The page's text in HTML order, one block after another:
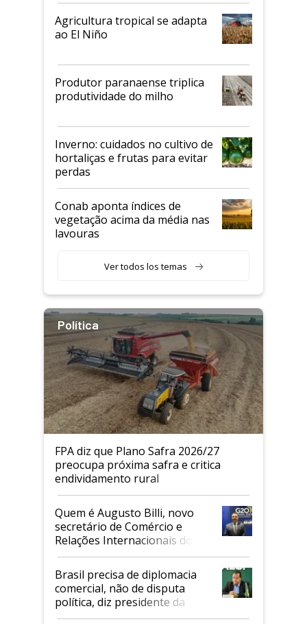
Agricultura tropical se adapta
ao El Niño
Produtor paranaense triplica
produtividade do milho
Inverno: cuidados no cultivo de
hortaliças e frutas para evitar
perdas
Conab aponta índices de
vegetação acima da média nas
lavouras
Ver todos los temas
Política
FPA diz que Plano Safra 2026/27
preocupa próxima safra e critica
endividamento rural
Quem é Augusto Billi, novo
secretário de Comércio e
Relações Internacionais do
Mapa
Brasil precisa de diplomacia
comercial, não de disputa
política, diz presidente da
Faesp